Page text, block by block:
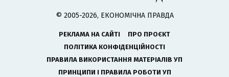
© 2005-2026, ЕКОНОМІЧНА ПРАВДА
РЕКЛАМА НА САЙТІ
ПРО ПРОЄКТ
ПОЛІТИКА КОНФІДЕНЦІЙНОСТІ
ПРАВИЛА ВИКОРИСТАННЯ МАТЕРІАЛІВ УП
ПРИНЦИПИ І ПРАВИЛА РОБОТИ УП